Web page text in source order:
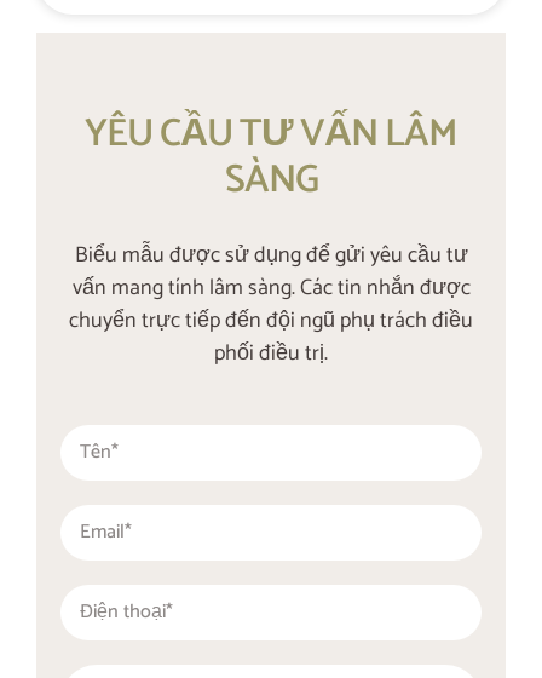
YÊU CẦU TƯ VẤN LÂM
SÀNG
Biểu mẫu được sử dụng để gửi yêu cầu tư
vấn mang tính lâm sàng. Các tin nhắn được
chuyển trực tiếp đến đội ngũ phụ trách điều
phối điều trị.